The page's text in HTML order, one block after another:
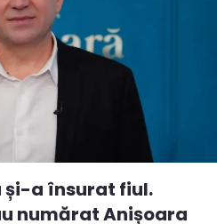
și-a însurat fiul.
numărat Anișoara